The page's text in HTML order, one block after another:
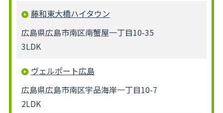
藤和東大橋ハイタウン
広島県広島市南区南蟹屋一丁目10-35
3LDK
ヴェルポート広島
広島県広島市南区宇品海岸一丁目10-7
2LDK